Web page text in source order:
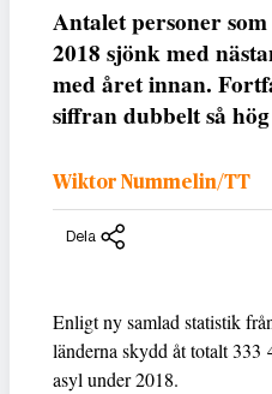
Antalet personer
2018 sjönk med
med året innan.
siffran dubbelt så
Wiktor Nummelin/TT
Dela
Enligt ny samlad statistik
länderna skydd åt totalt 333
asyl under 2018.